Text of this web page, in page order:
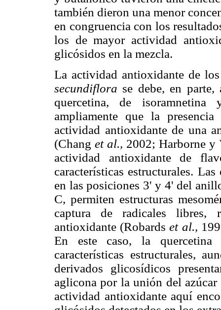
también dieron una menor
en congruencia con los
los de mayor actividad
glicósidos en la mezcla.
La actividad antioxidante de
secundiflora se debe, en
quercetina, de
ampliamente que la
actividad antioxidante de una
(Changet al., 2002; Harborne
actividad antioxidante de
características estructurales.
en las posiciones 3' y 4' del
C, permiten estructuras
captura de radicales libres,
antioxidante (Robardset al.,
En este caso, la
características estructurales,
derivados glicosídicos
aglicona por la unión del
actividad antioxidante aquí